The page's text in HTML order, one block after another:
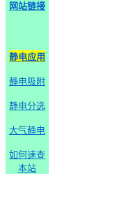
网站链接
静电应用
静电吸附
静电分选
大气静电
如何速查
本站